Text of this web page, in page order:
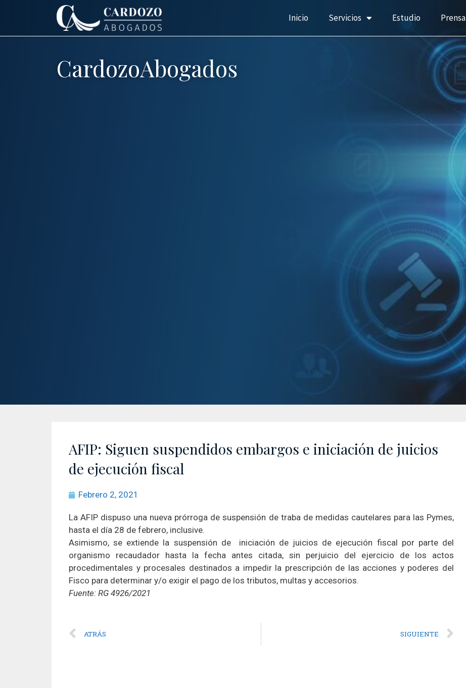
Inicio Servicios Estudio Prensa
CardozoAbogados
AFIP: Siguen suspendidos embargos e iniciación de juicios
de ejecución fiscal
Febrero 2, 2021
La AFIP dispuso una nueva prórroga de suspensión de traba de medidas cautelares para las Pymes,
hasta el día 28 de febrero, inclusive.
Asimismo, se extiende la suspensión de iniciación de juicios de ejecución fiscal por parte del
organismo recaudador hasta la fecha antes citada, sin perjuicio del ejercicio de los actos
procedimentales y procesales destinados a impedir la prescripción de las acciones y poderes del
Fisco para determinar y/o exigir el pago de los tributos, multas y accesorios.
Fuente: RG 4926/2021
ATRÁS SIGUIENTE